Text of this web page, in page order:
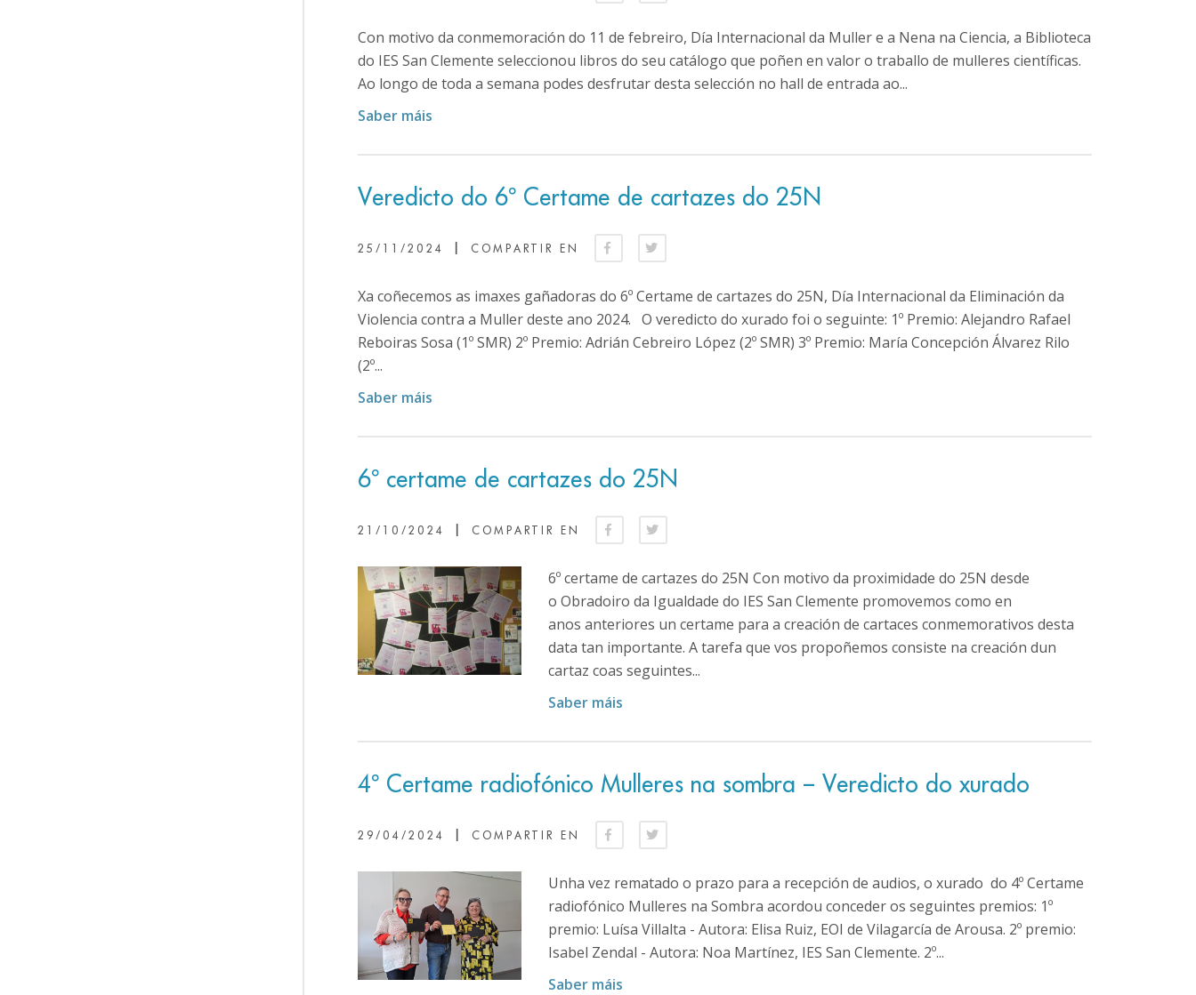
Con motivo da conmemoración do 11 de febreiro, Día Internacional da Muller e a Nena na Ciencia, a Biblioteca
do IES San Clemente seleccionou libros do seu catálogo que poñen en valor o traballo de mulleres científicas.
Ao longo de toda a semana podes desfrutar desta selección no hall de entrada ao...
Saber máis
Veredicto do 6º Certame de cartazes do 25N
25/11/2024 COMPARTIR EN
Xa coñecemos as imaxes gañadoras do 6º Certame de cartazes do 25N, Día Internacional da Eliminación da
Violencia contra a Muller deste ano 2024. O veredicto do xurado foi o seguinte: 1º Premio: Alejandro Rafael
Reboiras Sosa (1º SMR) 2º Premio: Adrián Cebreiro López (2º SMR) 3º Premio: María Concepción Álvarez Rilo
(2º...
Saber máis
6º certame de cartazes do 25N
21/10/2024 COMPARTIR EN
6º certame de cartazes do 25N Con motivo da proximidade do 25N desde
o Obradoiro da Igualdade do IES San Clemente promovemos como en
anos anteriores un certame para a creación de cartaces conmemorativos desta
data tan importante. A tarefa que vos propoñemos consiste na creación dun
cartaz coas seguintes...
Saber máis
4º Certame radiofónico Mulleres na sombra – Veredicto do xurado
29/04/2024 COMPARTIR EN
Unha vez rematado o prazo para a recepción de audios, o xurado do 4º Certame
radiofónico Mulleres na Sombra acordou conceder os seguintes premios: 1º
premio: Luísa Villalta - Autora: Elisa Ruiz, EOI de Vilagarcía de Arousa. 2º premio:
Isabel Zendal - Autora: Noa Martínez, IES San Clemente. 2º...
Saber máis